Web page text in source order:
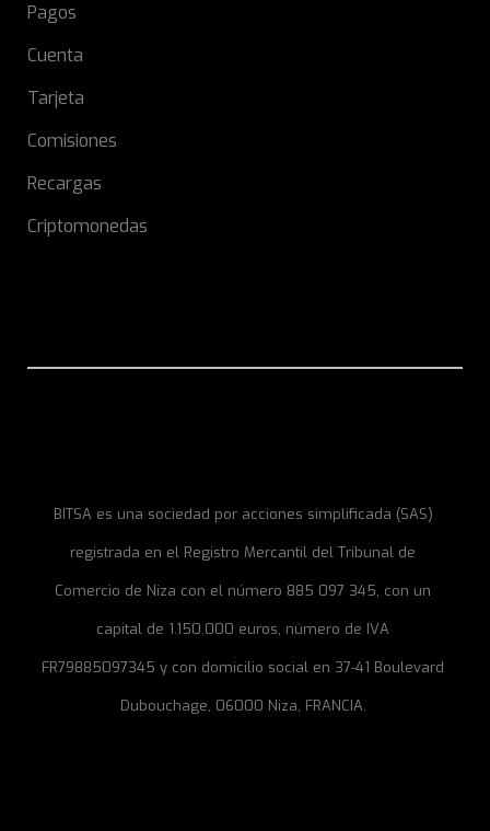
Pagos
Cuenta
Tarjeta
Comisiones
Recargas
Criptomonedas
BITSA es una sociedad por acciones simplificada (SAS)
registrada en el Registro Mercantil del Tribunal de
Comercio de Niza con el número 885 097 345, con un
capital de 1.150.000 euros, número de IVA
FR79885097345 y con domicilio social en 37-41 Boulevard
Dubouchage, 06000 Niza, FRANCIA.